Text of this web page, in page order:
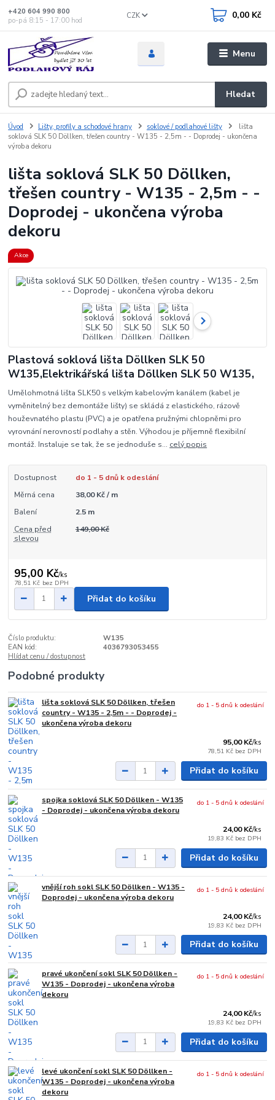
Menu
CZK
Hledat
+420 604 990 800
po-pá 8:15 - 17:00 hod
0,00 Kč
Úvod Lišty, profily a schodové hrany soklové / podlahové lišty
lišta
soklová SLK 50 Döllken, třešen country - W135 - 2,5m - - Doprodej - ukončena
výroba dekoru
lišta soklová SLK 50 Döllken,
třešen country - W135 - 2,5m - -
Doprodej - ukončena výroba
dekoru
Akce
Plastová soklová lišta Döllken SLK 50
W135,Elektrikářská lišta Döllken SLK 50 W135,
Umělohmotná lišta SLK50 s velkým kabelovým kanálem (kabel je
vyměnitelný bez demontáže lišty) se skládá z elastického, rázově
houževnatého plastu (PVC) a je opatřena pružnými chlopněmi pro
vyrovnání nerovností podlahy a stěn. Výhodou je příjemně flexibilní
montáž. Instaluje se tak, že se jednoduše s... celý popis
Dostupnost
do 1 - 5 dnů k odeslání
Měrná cena
38,00 Kč / m
Balení
2.5 m
Cena před
slevou
149,00 Kč
95,00 Kč/ks
78,51 Kč bez DPH
Přidat do košíku
Číslo produktu:
W135
EAN kód:
4036793053455
Hlídat cenu / dostupnost
Podobné produkty
lišta soklová SLK 50 Döllken, třešen
country - W135 - 2,5m - - Doprodej -
ukončena výroba dekoru
95,00 Kč/ks
78,51 Kč bez DPH
do 1 - 5 dnů k odeslání
Přidat do košíku
spojka soklová SLK 50 Döllken - W135
- Doprodej - ukončena výroba dekoru
24,00 Kč/ks
19,83 Kč bez DPH
do 1 - 5 dnů k odeslání
Přidat do košíku
vnější roh sokl SLK 50 Döllken - W135 -
Doprodej - ukončena výroba dekoru
24,00 Kč/ks
19,83 Kč bez DPH
do 1 - 5 dnů k odeslání
Přidat do košíku
pravé ukončení sokl SLK 50 Döllken -
W135 - Doprodej - ukončena výroba
dekoru
24,00 Kč/ks
19,83 Kč bez DPH
do 1 - 5 dnů k odeslání
Přidat do košíku
levé ukončení sokl SLK 50 Döllken -
W135 - Doprodej - ukončena výroba
dekoru
do 1 - 5 dnů k odeslání